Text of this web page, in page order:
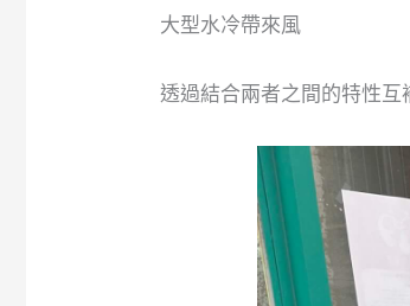
大型水冷帶來風
透過結合兩者之間的特性